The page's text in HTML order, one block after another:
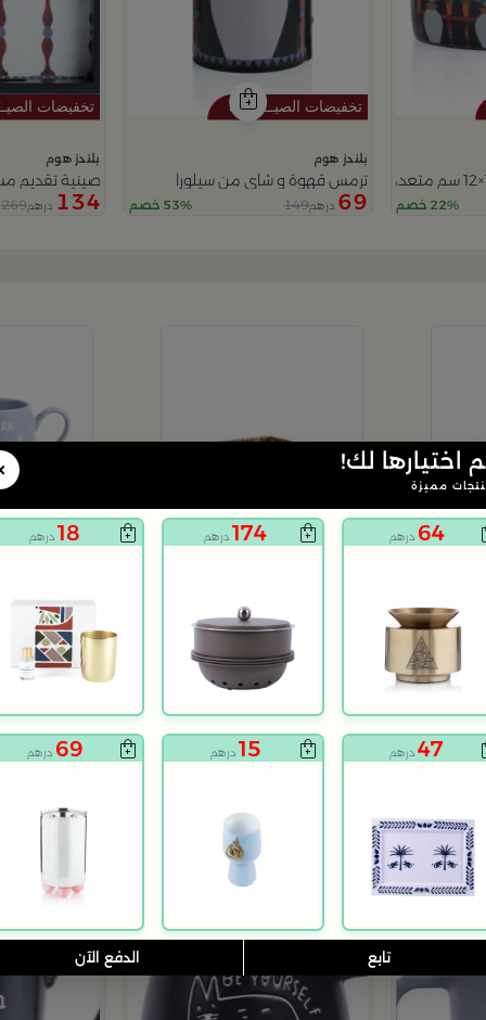
22% خصم
بلندز هوم
ترمس قهوة و شاي من سيلورا
69 درهم149 53% خصم
بلندز هوم
صينية تقديم مستطيلة 40×25 سم أسود وأبيض من الزجاج
134 درهم269
اختيارها لك!
مميزة
64 درهم 174 درهم 18 درهم
47درهم 15 درهم 69 درهم
تابع الدفع الآن
+
درهم
69% خصم 14